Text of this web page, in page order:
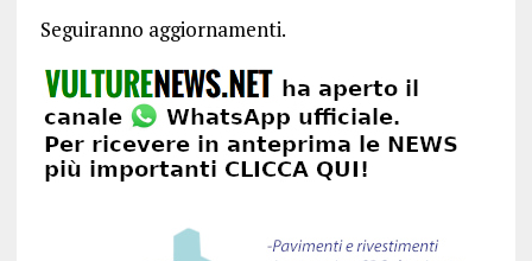
Seguiranno aggiornamenti.